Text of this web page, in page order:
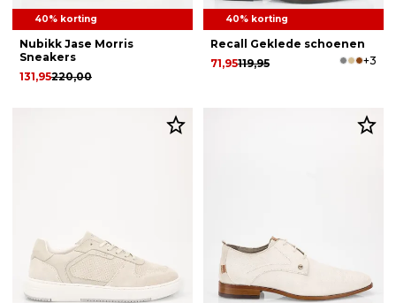
40% korting
Nubikk Jase Morris
Sneakers
220,00
131,95
40% korting
Recall Geklede schoenen
119,95
71,95 +3